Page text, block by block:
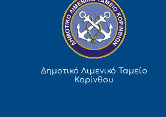
Δημοτικό Λιμενικό Ταμείο
Κορίνθου